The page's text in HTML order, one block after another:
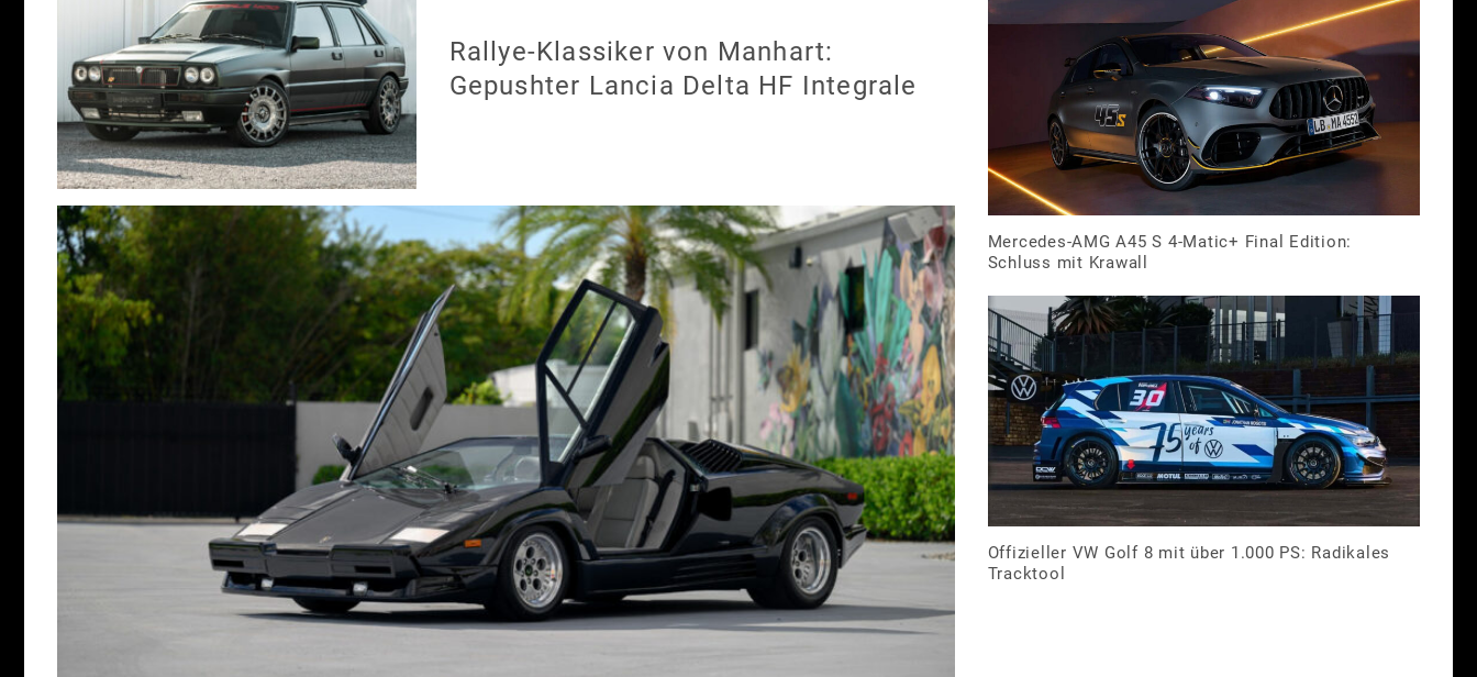
Rallye-Klassiker von Manhart:
Gepushter Lancia Delta HF Integrale
Mercedes-AMG A45 S 4-Matic+ Final Edition:
Schluss mit Krawall
Offizieller VW Golf 8 mit über 1.000 PS: Radikales
Tracktool